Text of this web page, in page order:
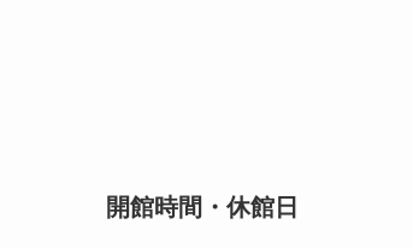
開館時間・休館日